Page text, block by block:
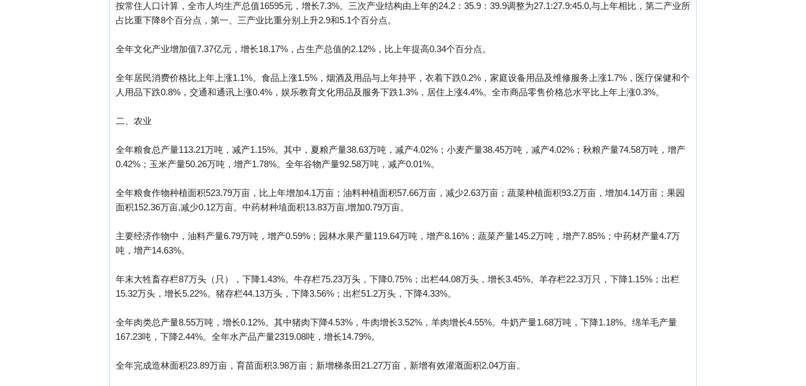
按常住人口计算，全市人均生产总值16595元，增长7.3%。三次产业结构由上年的24.2：35.9：39.9调整为27.1:27.9:45.0,与上年相比，第二产业所
占比重下降8个百分点，第一、三产业比重分别上升2.9和5.1个百分点。
全年文化产业增加值7.37亿元，增长18.17%，占生产总值的2.12%，比上年提高0.34个百分点。
全年居民消费价格比上年上涨1.1%。食品上涨1.5%，烟酒及用品与上年持平，衣着下跌0.2%，家庭设备用品及维修服务上涨1.7%，医疗保健和个
人用品下跌0.8%，交通和通讯上涨0.4%，娱乐教育文化用品及服务下跌1.3%，居住上涨4.4%。全市商品零售价格总水平比上年上涨0.3%。
二、农业
全年粮食总产量113.21万吨，减产1.15%。其中，夏粮产量38.63万吨，减产4.02%；小麦产量38.45万吨，减产4.02%；秋粮产量74.58万吨，增产
0.42%；玉米产量50.26万吨，增产1.78%。全年谷物产量92.58万吨，减产0.01%。
全年粮食作物种植面积523.79万亩，比上年增加4.1万亩；油料种植面积57.66万亩，减少2.63万亩；蔬菜种植面积93.2万亩，增加4.14万亩；果园
面积152.36万亩,减少0.12万亩。中药材种埴面积13.83万亩,增加0.79万亩。
主要经济作物中，油料产量6.79万吨，增产0.59%；园林水果产量119.64万吨，增产8.16%；蔬菜产量145.2万吨，增产7.85%；中药材产量4.7万
吨，增产14.63%。
年末大牲畜存栏87万头（只），下降1.43%。牛存栏75.23万头，下降0.75%；出栏44.08万头，增长3.45%。羊存栏22.3万只，下降1.15%；出栏
15.32万头，增长5.22%。猪存栏44.13万头，下降3.56%；出栏51.2万头，下降4.33%。
全年肉类总产量8.55万吨，增长0.12%。其中猪肉下降4.53%，牛肉增长3.52%，羊肉增长4.55%。牛奶产量1.68万吨，下降1.18%。绵羊毛产量
167.23吨，下降2.44%。全年水产品产量2319.08吨，增长14.79%。
全年完成造林面积23.89万亩，育苗面积3.98万亩；新增梯条田21.27万亩，新增有效灌溉面积2.04万亩。